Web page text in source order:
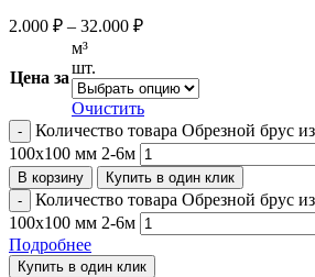
2.000 ₽ – 32.000 ₽
Цена за
м³
шт.
Очистить
Количество товара Обрезной брус
100х100 мм 2-6м
В корзину Купить в один клик
Количество товара Обрезной брус
100х100 мм 2-6м
Подробнее
Купить в один клик